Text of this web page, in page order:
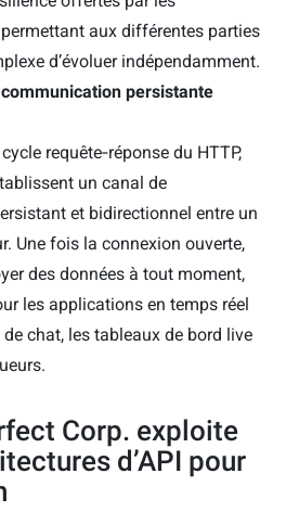
aux différentes parties
d’évoluer indépendamment.
persistante
requête‑réponse du HTTP,
un canal de
et bidirectionnel entre un
Une fois la connexion ouverte,
des données à tout moment,
les applications en temps réel
chat, les tableaux de bord live
Corp. exploite
d’API pour